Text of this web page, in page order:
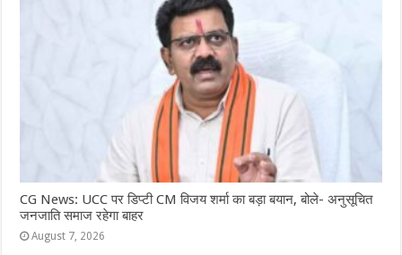
CG News: UCC पर डिप्टी CM विजय शर्मा का बड़ा बयान, बोले- अनुसूचित
जनजाति समाज रहेगा बाहर
August 7, 2026